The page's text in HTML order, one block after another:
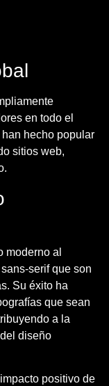
en todo el
han hecho popular
sitios web,
moderno al
serif que son
Su éxito ha
que sean
a la
diseño
positivo de